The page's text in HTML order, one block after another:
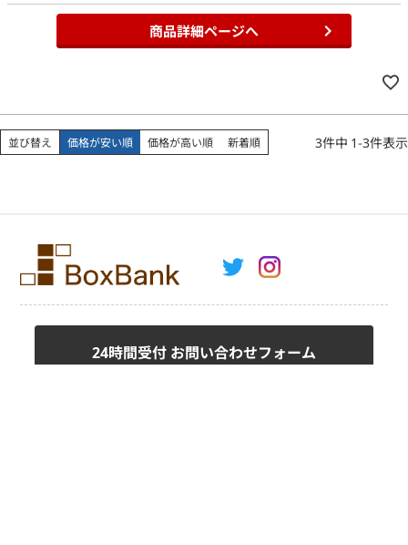
商品詳細ページへ
並び替え 価格が安い順 価格が高い順 新着順 3件中 1-3件表示
24時間受付 お問い合わせフォーム